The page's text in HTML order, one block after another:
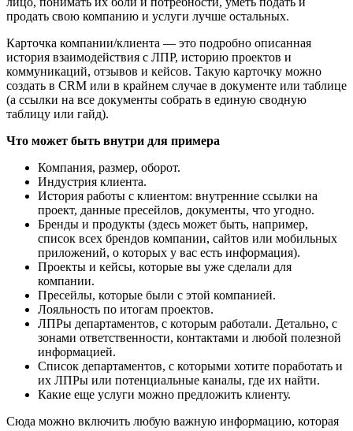
продать свою компанию и услуги лучше остальных.
Карточка компании/клиента — это подробно описанная
история взаимодействия с ЛПР, историю проектов и
коммуникаций, отзывов и кейсов. Такую карточку можно
создать в СRM или в крайнем случае в документе или таблице
(а ссылки на все документы собрать в единую сводную
таблицу или гайд).
Что может быть внутри для примера
Компания, размер, оборот.
Индустрия клиента.
История работы с клиентом: внутренние ссылки на
проект, данные пресейлов, документы, что угодно.
Бренды и продукты (здесь может быть, например,
список всех брендов компании, сайтов или мобильных
приложений, о которых у вас есть информация).
Проекты и кейсы, которые вы уже сделали для
компании.
Пресейлы, которые были с этой компанией.
Лояльность по итогам проектов.
ЛПРы департаментов, с которым работали. Детально, с
зонами ответственности, контактами и любой полезной
информацией.
Список департаментов, с которыми хотите поработать и
их ЛПРы или потенциальные каналы, где их найти.
Какие еще услуги можно предложить клиенту.
Сюда можно включить любую важную информацию, которая